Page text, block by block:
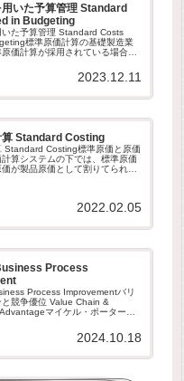
いた予算管理 Standard
in Budgeting
いた予算管理 Standard Costs
標準原価計算の基礎製造業
価計算が採用されている場合、
）、計画...
2023.12.11
算 Standard Costing
Standard Costing標準原価と原価
算システムの下では、標準原価
価が製品原価として割りてられる
2022.02.05
Process
Process Improvementバリ
と競争優位 Value Chain &
マイケル・ポーターが
...
2024.10.18